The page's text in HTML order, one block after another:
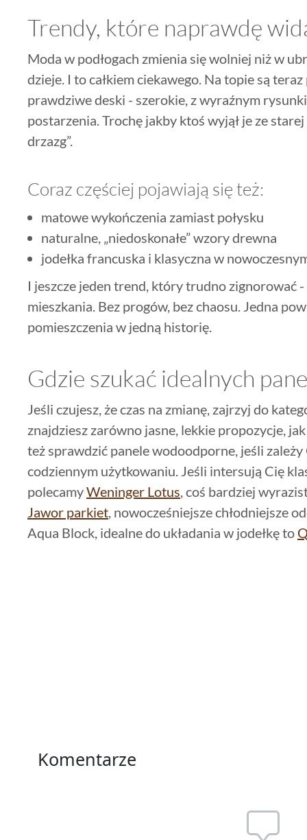
Trendy, które naprawdę
Moda w podłogach zmienia się wolniej niż w
dzieje. I to całkiem ciekawego. Na topie są
prawdziwe deski - szerokie, z wyraźnym
postarzenia. Trochę jakby ktoś wyjął je ze
drzazg”.
Coraz częściej pojawiają się też:
matowe wykończenia zamiast połysku
naturalne, „niedoskonałe” wzory drewna
jodełka francuska i klasyczna w
I jeszcze jeden trend, który trudno zignorować -
mieszkania. Bez progów, bez chaosu. Jedna
pomieszczenia w jedną historię.
Gdzie szukać idealnych
Jeśli czujesz, że czas na zmianę, zajrzyj do
znajdziesz zarówno jasne, lekkie propozycje,
też sprawdzić panele wodoodporne, jeśli
codziennym użytkowaniu. Jeśli intersują Cię
polecamyWeninger Lotus , coś bardziej
Jawor parkiet , nowocześniejsze chłodniejsze
Aqua Block, idealne do układania w jodełkę to
Komentarze